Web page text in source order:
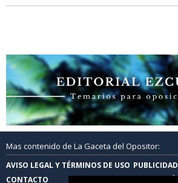
Mas contenido de La Gaceta del Opositor:
AVISO LEGAL Y TÉRMINOS DE USO PUBLICIDAD
CONTACTO